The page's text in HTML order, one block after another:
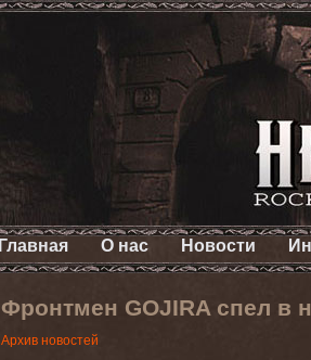
Главная О нас Новости
Фронтмен GOJIRA спел в
Архив новостей